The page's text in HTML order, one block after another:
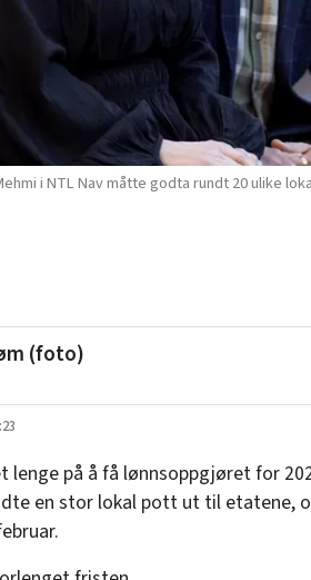
i NTL Nav måtte godta rundt 20
(foto)
lenge på å få lønnsoppgjøret for
en stor lokal pott ut til etatene,